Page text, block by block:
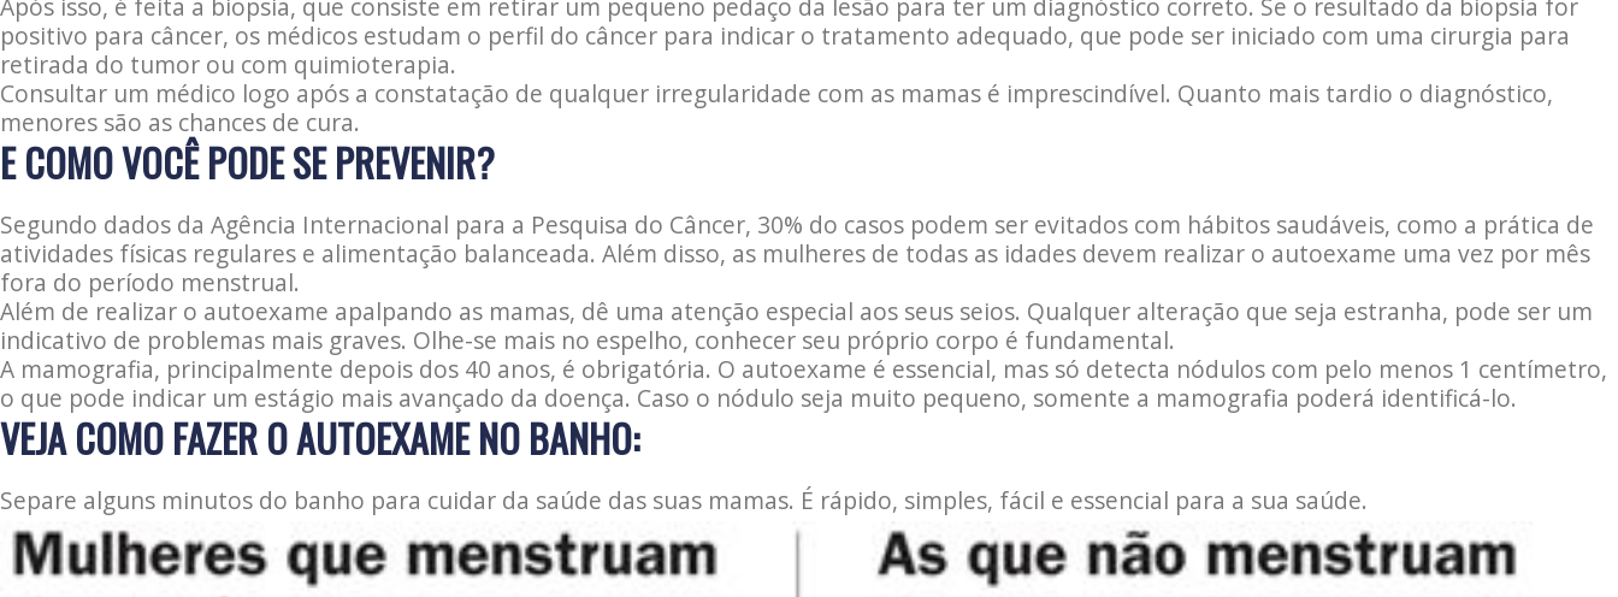
Após isso, é feita a biopsia, que consiste em retirar um pequeno pedaço da lesão para ter um diagnóstico correto. Se o resultado da biopsia for
positivo para câncer, os médicos estudam o perfil do câncer para indicar o tratamento adequado, que pode ser iniciado com uma cirurgia para
retirada do tumor ou com quimioterapia.
Consultar um médico logo após a constatação de qualquer irregularidade com as mamas é imprescindível. Quanto mais tardio o diagnóstico,
menores são as chances de cura.
E COMO VOCÊ PODE SE PREVENIR?
Segundo dados da Agência Internacional para a Pesquisa do Câncer, 30% do casos podem ser evitados com hábitos saudáveis, como a prática de
atividades físicas regulares e alimentação balanceada. Além disso, as mulheres de todas as idades devem realizar o autoexame uma vez por mês
fora do período menstrual.
Além de realizar o autoexame apalpando as mamas, dê uma atenção especial aos seus seios. Qualquer alteração que seja estranha, pode ser um
indicativo de problemas mais graves. Olhe-se mais no espelho, conhecer seu próprio corpo é fundamental.
A mamografia, principalmente depois dos 40 anos, é obrigatória. O autoexame é essencial, mas só detecta nódulos com pelo menos 1 centímetro,
o que pode indicar um estágio mais avançado da doença. Caso o nódulo seja muito pequeno, somente a mamografia poderá identificá-lo.
VEJA COMO FAZER O AUTOEXAME NO BANHO:
Separe alguns minutos do banho para cuidar da saúde das suas mamas. É rápido, simples, fácil e essencial para a sua saúde.